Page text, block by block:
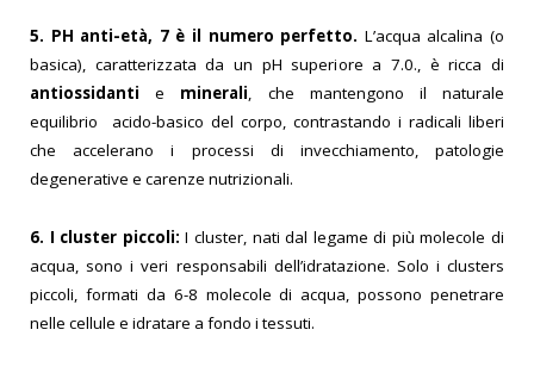
5. PH anti-età, 7 è il numero perfetto. L’acqua alcalina (o
basica), caratterizzata da un pH superiore a 7.0., è ricca di
antiossidanti e minerali, che mantengono il naturale
equilibrio acido-basico del corpo, contrastando i radicali liberi
che accelerano i processi di invecchiamento, patologie
degenerative e carenze nutrizionali.
6. I cluster piccoli:I cluster, nati dal legame di più molecole di
acqua, sono i veri responsabili dell’idratazione. Solo i clusters
piccoli, formati da 6-8 molecole di acqua, possono penetrare
nelle cellule e idratare a fondo i tessuti.